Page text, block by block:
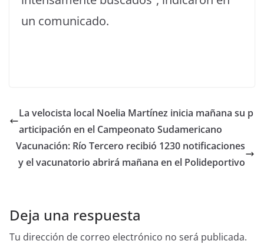
un comunicado.
La velocista local Noelia Martínez inicia mañana su p
articipación en el Campeonato Sudamericano
Vacunación: Río Tercero recibió 1230 notificaciones
y el vacunatorio abrirá mañana en el Polideportivo
Deja una respuesta
Tu dirección de correo electrónico no será publicada.